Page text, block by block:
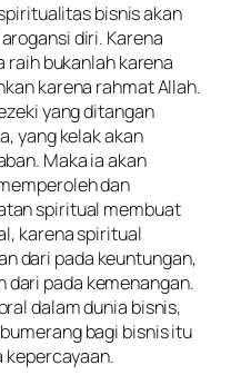
bisnis akan
diri. Karena
raih bukanlah karena
karena rahmat Allah.
yang ditangan
yang kelak akan
Maka ia akan
dan
spiritual membuat
karena spiritual
dari pada keuntungan,
pada kemenangan.
dalam dunia bisnis,
bagi bisnis itu
kepercayaan.